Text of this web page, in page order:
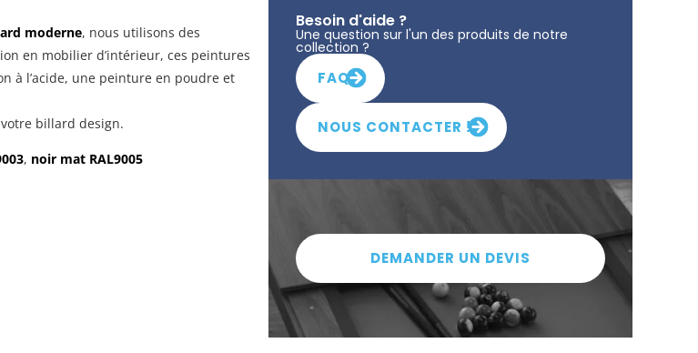
moderne, nous utilisons des
en mobilier d’intérieur, ces peintures
à l’acide, une peinture en poudre et
billard design.
, noir mat RAL9005
Besoin d'aide ?
Une question sur l'un des produits de notre
collection ?
FAQ
NOUS CONTACTER !
DEMANDER UN DEVIS